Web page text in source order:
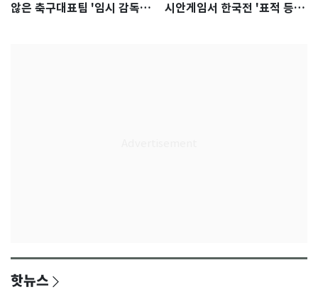
않은 축구대표팀 '임시 감독'
시안게임서 한국전 '표적 등
핫뉴스